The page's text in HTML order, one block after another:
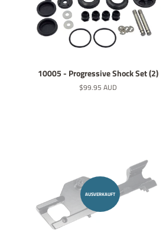
10005 - Progressive Shock Set (2)
Normaler
$99.95 AUD
AUSVERKAUFT